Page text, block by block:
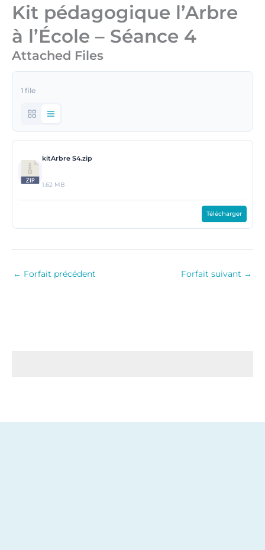
Kit pédagogique l’Arbre
à l’École – Séance 4
Attached Files
1 file
kitArbre S4.zip
1.62 MB
Télécharger
← Forfait précédent Forfait suivant →